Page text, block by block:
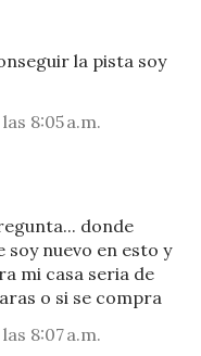
la pista soy
8:05 a.m.
donde
nuevo en esto y
mi casa seria de
o si se compra
8:07 a.m.